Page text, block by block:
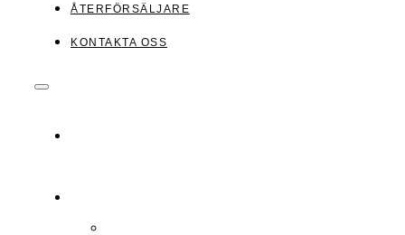
ÅTERFÖRSÄLJARE
KONTAKTA OSS